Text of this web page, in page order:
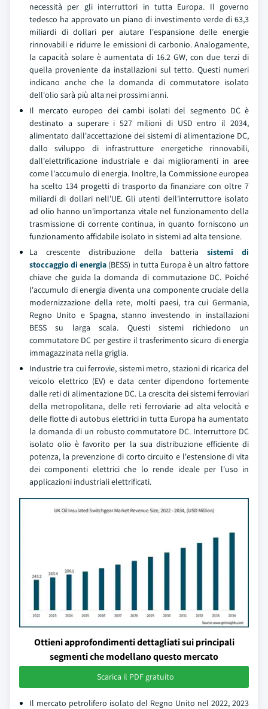
necessità per gli interruttori in tutta Europa. Il governo
tedesco ha approvato un piano di investimento verde di 63,3
miliardi di dollari per aiutare l'espansione delle energie
rinnovabili e ridurre le emissioni di carbonio. Analogamente,
la capacità solare è aumentata di 16.2 GW, con due terzi di
quella proveniente da installazioni sul tetto. Questi numeri
indicano anche che la domanda di commutatore isolato
dell'olio sarà più alta nei prossimi anni.
Il mercato europeo dei cambi isolati del segmento DC è
destinato a superare i 527 milioni di USD entro il 2034,
alimentato dall'accettazione dei sistemi di alimentazione DC,
dallo sviluppo di infrastrutture energetiche rinnovabili,
dall'elettrificazione industriale e dai miglioramenti in aree
come l'accumulo di energia. Inoltre, la Commissione europea
ha scelto 134 progetti di trasporto da finanziare con oltre 7
miliardi di dollari nell'UE. Gli utenti dell'interruttore isolato
ad olio hanno un'importanza vitale nel funzionamento della
trasmissione di corrente continua, in quanto forniscono un
funzionamento affidabile isolato in sistemi ad alta tensione.
La crescente distribuzione della batteria sistemi di
stoccaggio di energia (BESS) in tutta Europa è un altro fattore
chiave che guida la domanda di commutazione DC. Poiché
l'accumulo di energia diventa una componente cruciale della
modernizzazione della rete, molti paesi, tra cui Germania,
Regno Unito e Spagna, stanno investendo in installazioni
BESS su larga scala. Questi sistemi richiedono un
commutatore DC per gestire il trasferimento sicuro di energia
immagazzinata nella griglia.
Industrie tra cui ferrovie, sistemi metro, stazioni di ricarica del
veicolo elettrico (EV) e data center dipendono fortemente
dalle reti di alimentazione DC. La crescita dei sistemi ferroviari
della metropolitana, delle reti ferroviarie ad alta velocità e
delle flotte di autobus elettrici in tutta Europa ha aumentato
la domanda di un robusto commutatore DC. Interruttore DC
isolato olio è favorito per la sua distribuzione efficiente di
potenza, la prevenzione di corto circuito e l'estensione di vita
dei componenti elettrici che lo rende ideale per l'uso in
applicazioni industriali elettrificati.
Ottieni approfondimenti dettagliati sui principali
segmenti che modellano questo mercato
Scarica il PDF gratuito
Il mercato petrolifero isolato del Regno Unito nel 2022, 2023